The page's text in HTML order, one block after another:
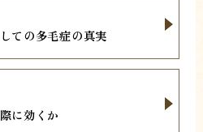
ての多毛症の真実
に効くか